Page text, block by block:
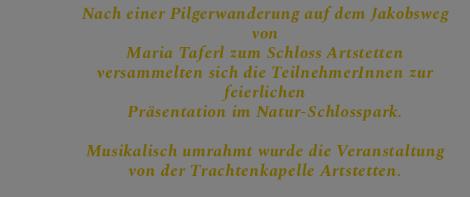
Nach einer Pilgerwanderung auf dem Jakobsweg
von
Maria Taferl zum Schloss Artstetten
versammelten sich die TeilnehmerInnen zur
feierlichen
Präsentation im Natur-Schlosspark.
Musikalisch umrahmt wurde die Veranstaltung
von der Trachtenkapelle Artstetten.